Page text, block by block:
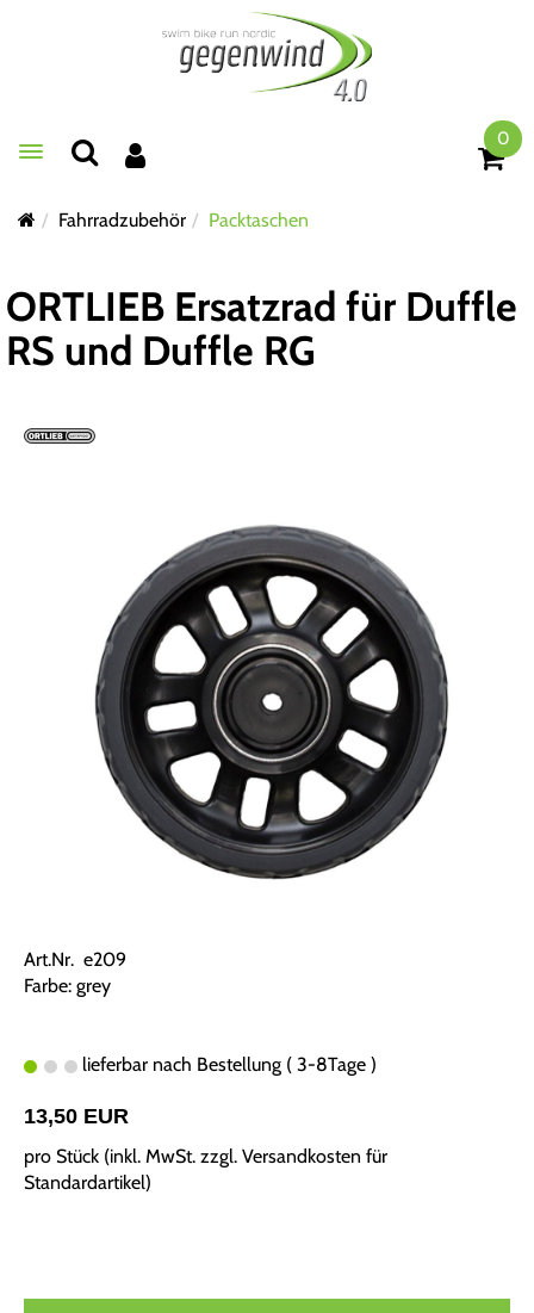
Toggle navigation
0
Fahrradzubehör Packtaschen
ORTLIEB Ersatzrad für Duffle
RS und Duffle RG
Art.Nr. e209
Farbe: grey
lieferbar nach Bestellung ( 3-8Tage )
13,50 EUR
pro Stück (inkl. MwSt. zzgl. Versandkosten für
Standardartikel)